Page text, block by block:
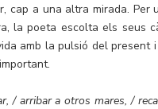
cap a una altra mirada.
la poeta escolta els seus
amb la pulsió del present i
/ arribar a otros mares, /